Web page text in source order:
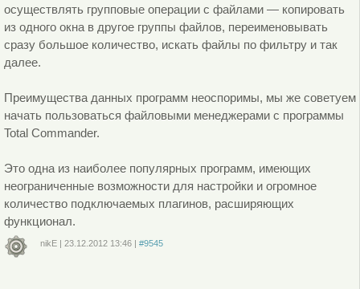
осуществлять групповые операции с файлами — копировать
из одного окна в другое группы файлов, переименовывать
сразу большое количество, искать файлы по фильтру и так
далее.
Преимущества данных программ неоспоримы, мы же советуем
начать пользоваться файловыми менеджерами с программы
Total Commander.
Это одна из наиболее популярных программ, имеющих
неограниченные возможности для настройки и огромное
количество подключаемых плагинов, расширяющих
функционал.
nikE| 23.12.2012 13:46| #9545